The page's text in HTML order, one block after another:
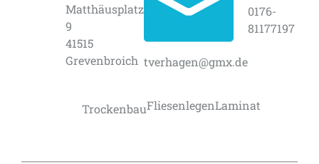
Matthäusplatz
9
41515
Grevenbroich tverhagen@gmx.de
0176-
81177197
TrockenbauFliesenlegenLaminat